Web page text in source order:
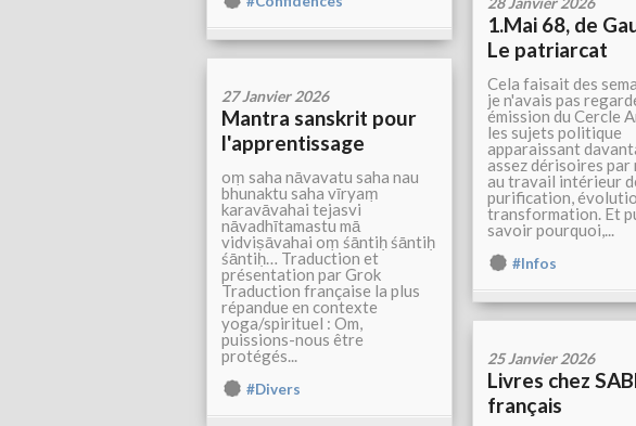
1.Mai 68, de
Le patriarcat
Cela faisait des
je n'avais pas
émission du Cercle
les sujets politique
apparaissant
assez dérisoires
au travail intérieur
purification,
transformation. Et
savoir pourquoi,...
#Infos
27 Janvier 2026
Mantra sanskrit pour
l'apprentissage
oṃ saha nāvavatu saha nau
bhunaktu saha vīryaṃ
karavāvahai tejasvi
nāvadhītamastu mā
vidviṣāvahai oṃ śāntiḥ śāntiḥ
śāntiḥ… Traduction et
présentation par Grok
Traduction française la plus
répandue en contexte
yoga/spirituel : Om,
puissions-nous être
protégés...
#Divers
25 Janvier 2026
Livres chez
français